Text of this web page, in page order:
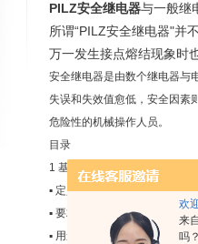
欢
来
吗？
PILZ安全继电器与一般继
所谓“PILZ安全继电器"并
万一发生接点熔结现象时
安全继电器是由数个继电器与
失误和失效值愈低，安全因素
危险性的机械操作人员。
目录
1 基本信息
▪ 定义
▪ 要求
▪ 用途